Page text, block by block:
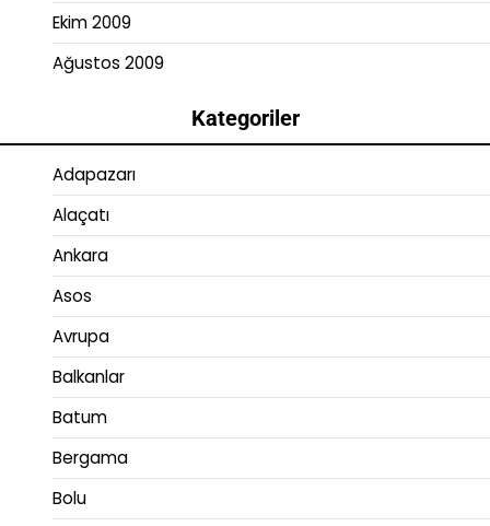
Ekim 2009
Ağustos 2009
Kategoriler
Adapazarı
Alaçatı
Ankara
Asos
Avrupa
Balkanlar
Batum
Bergama
Bolu